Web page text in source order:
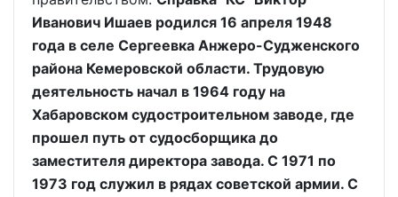
Иванович Ишаев родился 16 апреля 1948
года в селе Сергеевка Анжеро-Судженского
района Кемеровской области. Трудовую
деятельность начал в 1964 году на
Хабаровском судостроительном заводе, где
прошел путь от судосборщика до
заместителя директора завода. С 1971 по
1973 год служил в рядах советской армии. С